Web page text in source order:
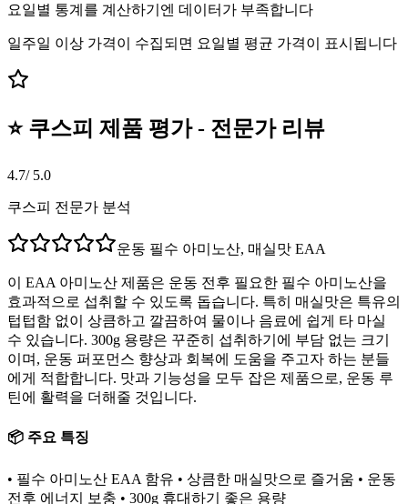
요일별 통계를 계산하기엔 데이터가 부족합니다
일주일 이상 가격이 수집되면 요일별 평균 가격이 표시됩니다
⭐ 쿠스피 제품 평가 - 전문가 리뷰
4.7/ 5.0
쿠스피 전문가 분석
운동 필수 아미노산, 매실맛 EAA
이 EAA 아미노산 제품은 운동 전후 필요한 필수 아미노산을
효과적으로 섭취할 수 있도록 돕습니다. 특히 매실맛은 특유의
텁텁함 없이 상큼하고 깔끔하여 물이나 음료에 쉽게 타 마실
수 있습니다. 300g 용량은 꾸준히 섭취하기에 부담 없는 크기
이며, 운동 퍼포먼스 향상과 회복에 도움을 주고자 하는 분들
에게 적합합니다. 맛과 기능성을 모두 잡은 제품으로, 운동 루
틴에 활력을 더해줄 것입니다.
📦 주요 특징
• 필수 아미노산 EAA 함유 • 상큼한 매실맛으로 즐거움 • 운동
전후 에너지 보충 • 300g 휴대하기 좋은 용량